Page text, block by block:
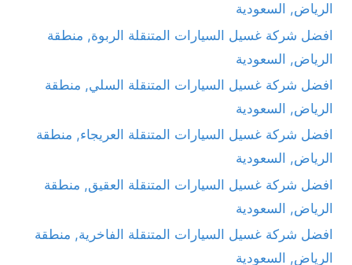
الرياض, السعودية
افضل شركة غسيل السيارات المتنقلة الربوة, منطقة
الرياض, السعودية
افضل شركة غسيل السيارات المتنقلة السلي, منطقة
الرياض, السعودية
افضل شركة غسيل السيارات المتنقلة العريجاء, منطقة
الرياض, السعودية
افضل شركة غسيل السيارات المتنقلة العقيق, منطقة
الرياض, السعودية
افضل شركة غسيل السيارات المتنقلة الفاخرية, منطقة
الرياض, السعودية